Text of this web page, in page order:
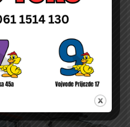
TROŠKOVA BORAVKA DECE U
ILI FIZIČKO LICE NA TERITORIJI